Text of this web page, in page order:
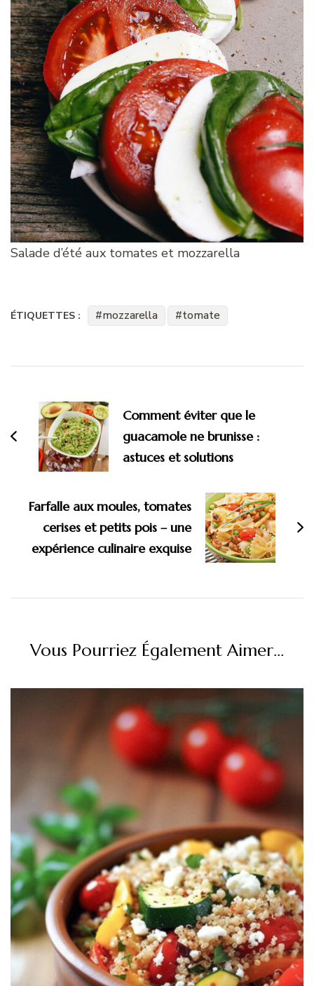
Salade d’été aux tomates et mozzarella
ÉTIQUETTES : mozzarella tomate
d'article
Comment éviter que le
guacamole ne brunisse :
astuces et solutions
Farfalle aux moules, tomates
cerises et petits pois – une
expérience culinaire exquise
Vous Pourriez Également Aimer...